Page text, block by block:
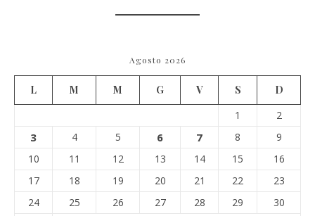
Agosto 2026
L M M G V S
D
1
2
3 4 5 6 7 8
9
10
11 12 13 14 15
16
17
18 19 20 21 22
23
24
25 26 27 28 29
30